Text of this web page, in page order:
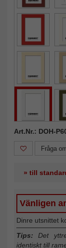
Art.Nr.: DOH-
Fråga
» till
Vänligen
Dinre utsnittet
Tips: Det
identiskt till